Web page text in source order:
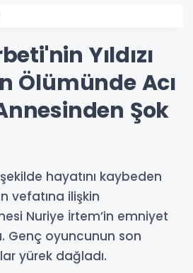
Yıldızı
Ölümünde Acı
Şok
hayatını kaybeden
vefatına ilişkin
Nuriye İrtem’in emniyet
Genç oyuncunun son
yürek dağladı.